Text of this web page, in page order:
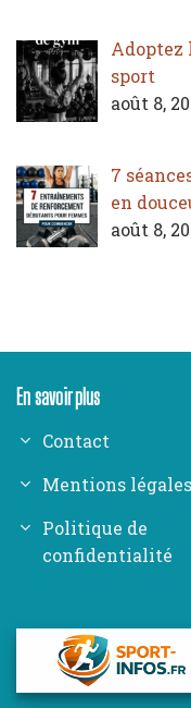
Adoptez
sport
août 8,
7
en
août 8,
En savoir plus
Contact
Mentions légales
Politique de
confidentialité